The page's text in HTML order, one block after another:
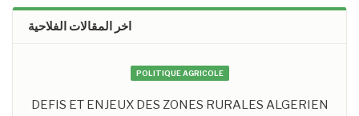
اخر المقالات الفلاحية
POLITIQUE AGRICOLE
DEFIS ET ENJEUX DES ZONES RURALES ALGERIEN